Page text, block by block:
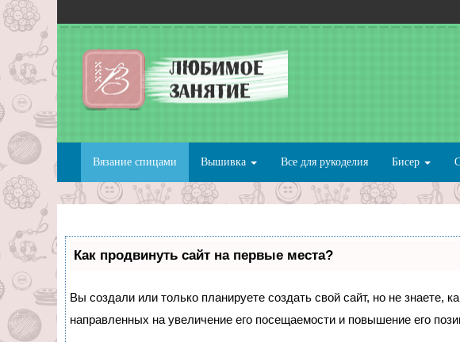
Вязание спицами Вышивка Все для рукоделия Бисер
Как продвинуть сайт на первые места?
Вы создали или только планируете создать свой сайт, но не знаете,
направленных на увеличение его посещаемости и повышение его